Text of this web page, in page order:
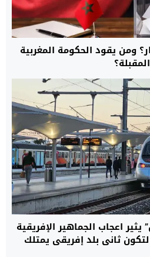
ومن يقود الحكومة المغربية
المقبلة؟
يثير اعجاب الجماهير الإفريقية
ثاني بلد إفريقي يمتلك